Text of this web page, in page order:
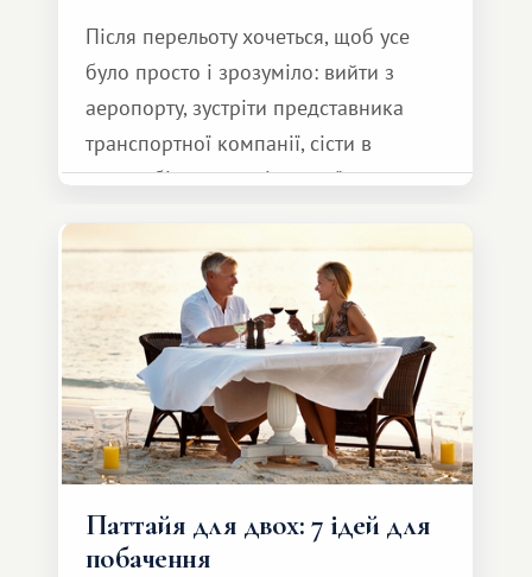
Після перельоту хочеться, щоб усе
було просто і зрозуміло: вийти з
аеропорту, зустріти представника
транспортної компанії, сісти в
автомобіль та спокійно доїхати до
Паттайя для двох: 7 ідей для
побачення